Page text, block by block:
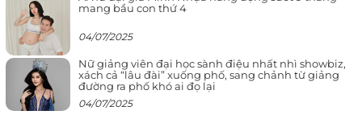
mang bầu con thứ 4
04/07/2025
Nữ giảng viên đại học sành điệu nhất nhì showbiz,
xách cả “lâu đài” xuống phố, sang chảnh từ giảng
đường ra phố khó ai đọ lại
04/07/2025